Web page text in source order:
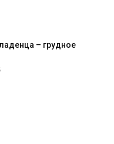
– грудное